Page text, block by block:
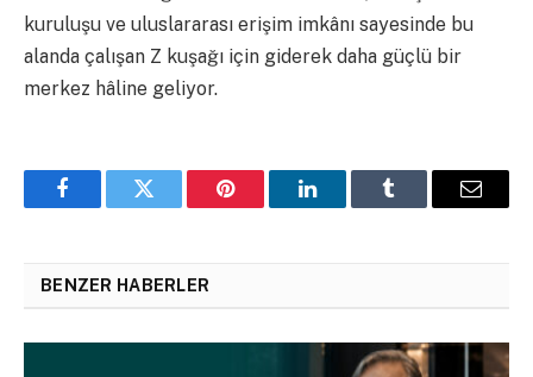
kuruluşu ve uluslararası erişim imkânı sayesinde bu
alanda çalışan Z kuşağı için giderek daha güçlü bir
merkez hâline geliyor.
FacebookTwitter Pinterest LinkedInTumblr Email
BENZER HABERLER